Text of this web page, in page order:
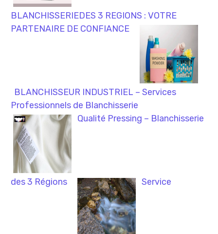
BLANCHISSERIEDES 3 REGIONS : VOTRE
PARTENAIRE DE CONFIANCE
BLANCHISSEUR INDUSTRIEL – Services
Professionnels de Blanchisserie
Qualité Pressing – Blanchisserie
des 3 Régions Service